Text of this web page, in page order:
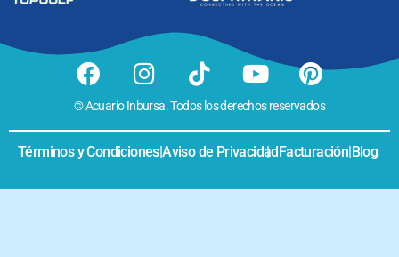
© Acuario Inbursa. Todos los derechos reservados
Términos y Condiciones|Aviso de Privacidad
| Facturación Blog